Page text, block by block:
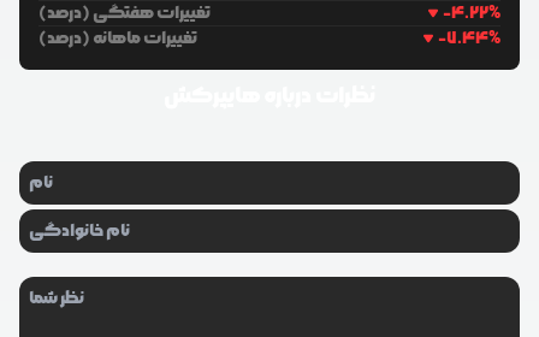
تغییرات هفتگی (درصد)
-4.22%
تغییرات ماهانه (درصد)
-7.44%